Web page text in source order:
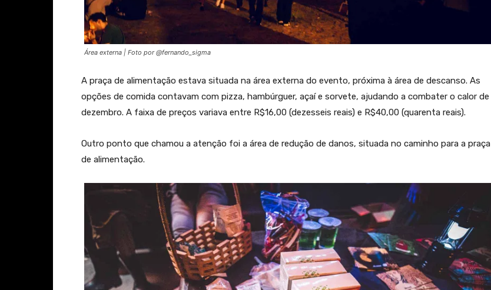
Área externa | Foto por @fernando_sigma
A praça de alimentação estava situada na área externa do evento, próxima à área de descanso. As
opções de comida contavam com pizza, hambúrguer, açaí e sorvete, ajudando a combater o calor de
dezembro. A faixa de preços variava entre R$16,00 (dezesseis reais) e R$40,00 (quarenta reais).
Outro ponto que chamou a atenção foi a área de redução de danos, situada no caminho para a praça
de alimentação.